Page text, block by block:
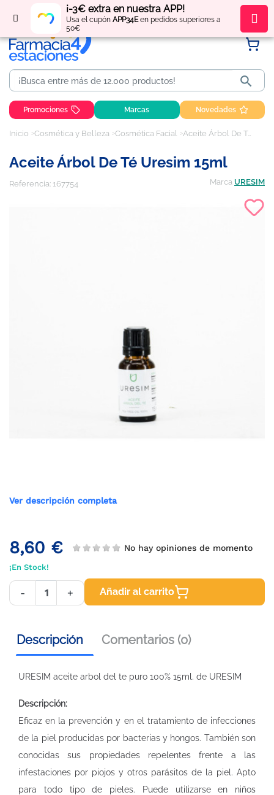
¡-3€ extra en nuestra APP!
Usa el cupón APP34Een pedidos superiores a
50€
Regístratey obténpuntos por tus compras

Promociones Marcas Novedades
Inicio Cosmética y Belleza Cosmética Facial Aceite Árbol De Té Uresim 15ml
Aceite Árbol De Té Uresim 15ml
Referencia: 167754 Marca URESIM
Ver descripción completa
8,60 € No hay opiniones de momento
¡En Stock!
- + Añadir al carrito
Descripción Comentarios (0)
URESIM aceite arbol del te puro 100% 15ml. de URESIM
Descripción:
Eficaz en la prevención y en el tratamiento de infecciones
de la piel producidas por bacterias y hongos. También son
conocidas sus propiedades repelentes frente a las
infestaciones por piojos y otros parásitos de la piel. Apto
para todo tipo de pieles. Puede utilizarse en niños